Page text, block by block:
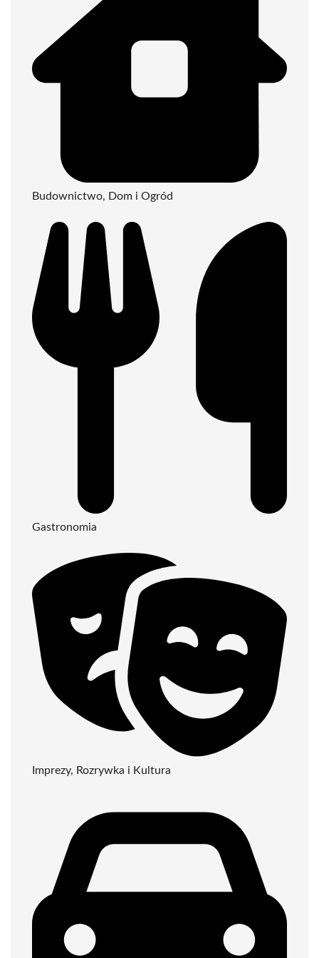
Budownictwo, Dom i Ogród
Gastronomia
Imprezy, Rozrywka i Kultura